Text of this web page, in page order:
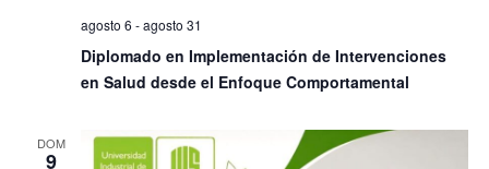
Diplomado en Implementación de Intervenciones
en Salud desde el Enfoque Comportamental
agosto 6 -agosto 31
DOM
9